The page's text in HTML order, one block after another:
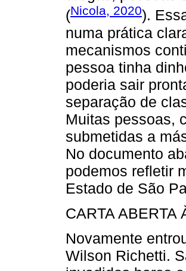
(Nicola, 2020).
numa prática
mecanismos
pessoa tinha
poderia sair
separação de
Muitas pessoas,
submetidas a
No documento
podemos refletir
Estado de São
CARTA ABERTA
Novamente
Wilson Richetti.